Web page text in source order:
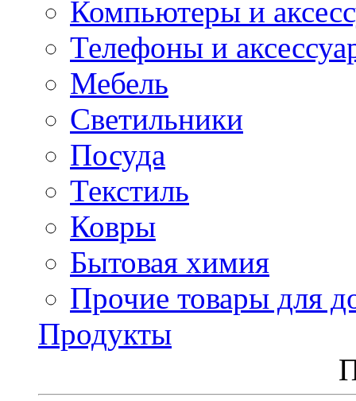
Компьютеры и
Телефоны и
Мебель
Светильники
Посуда
Текстиль
Ковры
Бытовая химия
Прочие товары для
Продукты